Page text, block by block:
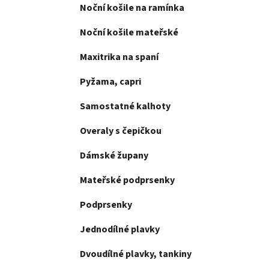
Noční košile na ramínka
Noční košile mateřské
Maxitrika na spaní
Pyžama, capri
Samostatné kalhoty
Overaly s čepičkou
Dámské župany
Mateřské podprsenky
Podprsenky
Jednodílné plavky
Dvoudílné plavky, tankiny